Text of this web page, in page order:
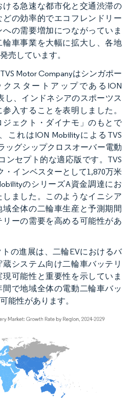
ける急速な都市化と交通渋滞の
の効率的でエコフレンドリー
の需要増加につながっていま
車事業を大幅に拡大し、各地
売しています。
Motor Companyはシンガポー
スタートアップであるION
し、インドネシアのスポーツス
入することを表明しました。
ェクト・ダイナモ」のもとで
これはION MobilityによるTVS
ッグシップクロスオーバー電動
ンセプト的な適応版です。TVS
・インベスターとして1,870万米
のシリーズA資金調達にお
ました。このようなイニシア
全体の二輪車生産と予測期間
ーの需要を高める可能性があ
の進展は、二輪EVにおけるバ
システム向け二輪車バッテリ
可能性と重要性を示していま
で地域全体の電動二輪車バッ
能性があります。